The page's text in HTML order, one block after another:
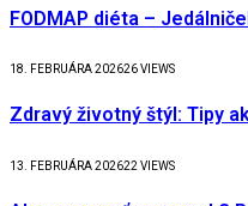
FODMAP diéta –
18. FEBRUÁRA 202626VIEWS
Zdravý životný štýl: Tipy
13. FEBRUÁRA 202622 VIEWS